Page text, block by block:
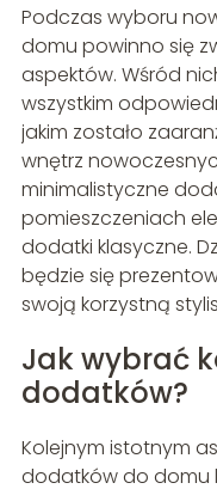
Podczas wyboru
domu powinno się
aspektów. Wśród
wszystkim
jakim zostało
wnętrz
minimalistyczne
pomieszczeniach
dodatki klasyczne.
będzie się
swoją korzystną
Jak wybrać
dodatków?
Kolejnym istotnym
dodatków do domu